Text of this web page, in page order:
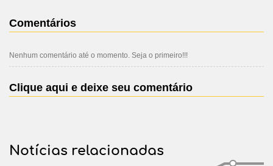
Comentários
Nenhum comentário até o momento. Seja o primeiro!!!
Clique aqui e deixe seu comentário
Notícias relacionadas